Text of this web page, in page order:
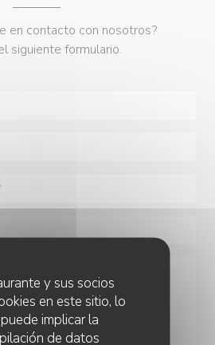
y sus socios
en este sitio, lo
implicar la
de datos
en contacto con nosotros?
siguiente formulario.